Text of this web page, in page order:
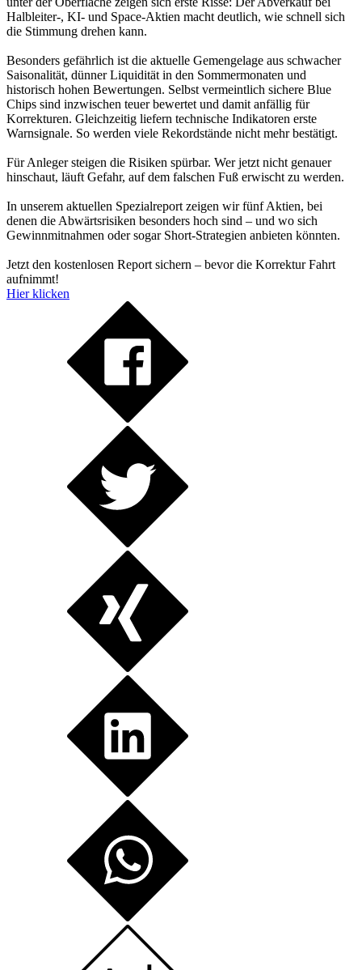
Halbleiter-, KI- und Space-Aktien macht deutlich, wie schnell sich
die Stimmung drehen kann.
Besonders gefährlich ist die aktuelle Gemengelage aus schwacher
Saisonalität, dünner Liquidität in den Sommermonaten und
historisch hohen Bewertungen. Selbst vermeintlich sichere Blue
Chips sind inzwischen teuer bewertet und damit anfällig für
Korrekturen. Gleichzeitig liefern technische Indikatoren erste
Warnsignale. So werden viele Rekordstände nicht mehr bestätigt.
Für Anleger steigen die Risiken spürbar. Wer jetzt nicht genauer
hinschaut, läuft Gefahr, auf dem falschen Fuß erwischt zu werden.
In unserem aktuellen Spezialreport zeigen wir fünf Aktien, bei
denen die Abwärtsrisiken besonders hoch sind – und wo sich
Gewinnmitnahmen oder sogar Short-Strategien anbieten könnten.
Jetzt den kostenlosen Report sichern – bevor die Korrektur Fahrt
aufnimmt!
Hier klicken